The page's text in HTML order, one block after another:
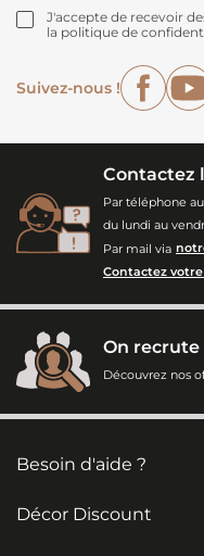
J'accepte de recevoir
la politique de
Suivez-nous !
Contactez
Par téléphone au
du lundi au
Par mail via
Contactez
On recrute
Découvrez nos
Besoin d'aide ?
Décor Discount